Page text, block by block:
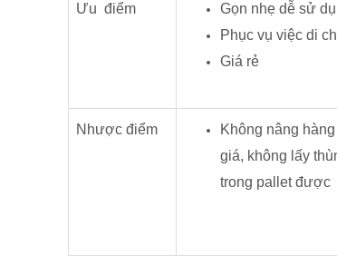
Ưu điểm
Gọn nhẹ dễ sử
Phục vụ việc di
Giá rẻ
Nhược điểm
Không nâng
giá, không lấy
trong pallet được